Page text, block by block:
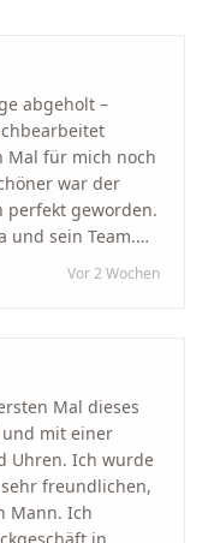
abgeholt –
Mal für mich noch
war der
perfekt geworden.
und sein Team.
Mal
Herzen liegen.
ist hier genau
Vor 2 Wochen
Mal dieses
und mit einer
Uhren. Ich wurde
freundlichen,
Mann. Ich
in